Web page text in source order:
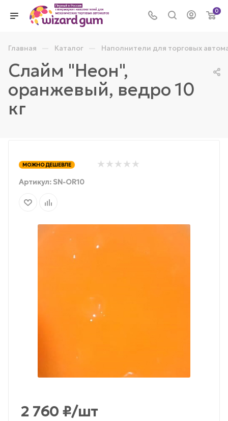
0
Главная — Каталог — Наполнители для торговых
Слайм "Неон",
оранжевый, ведро 10
кг
МОЖНО ДЕШЕВЛЕ
Артикул: SN-OR10
2 760 ₽/шт